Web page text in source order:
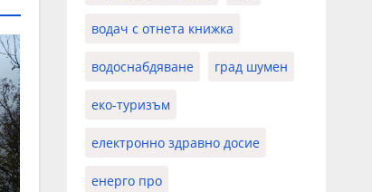
водач с отнета книжка
водоснабдяване град шумен
еко-туризъм
електронно здравно досие
енерго про